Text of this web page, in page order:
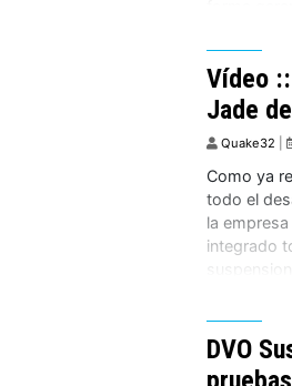
los
montañas.
mercado
Vídeo
Jade
Quake32
Como ya
todo el
la
integrado
DVO